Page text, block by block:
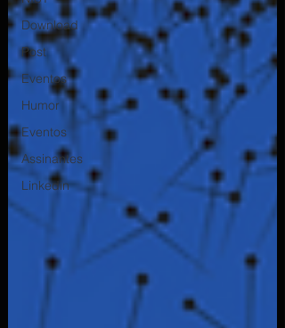
Download
Post
Eventos
Humor
Eventos
Assinantes
Linkedin